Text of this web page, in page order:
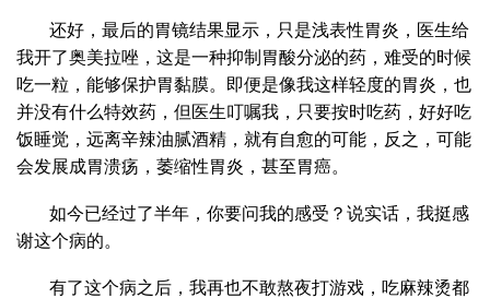
还好，最后的胃镜结果显示，只是浅表性胃炎，医生给
我开了奥美拉唑，这是一种抑制胃酸分泌的药，难受的时候
吃一粒，能够保护胃黏膜。即便是像我这样轻度的胃炎，也
并没有什么特效药，但医生叮嘱我，只要按时吃药，好好吃
饭睡觉，远离辛辣油腻酒精，就有自愈的可能，反之，可能
会发展成胃溃疡，萎缩性胃炎，甚至胃癌。
如今已经过了半年，你要问我的感受？说实话，我挺感
谢这个病的。
有了这个病之后，我再也不敢熬夜打游戏，吃麻辣烫都